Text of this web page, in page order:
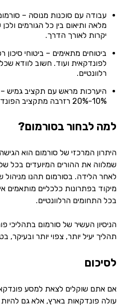
עבודה עם סוכנות מנוסה –
מלאה ותיאום בין כל הגורמים
יקרות לאורך הדרך.
ביטוחים מתאימים – ביטוחי סיכון
לפונדקאית ועוד. חשוב לוודא
רלוונטיים.
היערכות מראש עם תקציב גמיש
10%-20% רזרבה מתקציב הפונדקאות למקרי חירום.
למה לבחור בסורמום?
היתרון המרכזי של סורמום הוא
שמלווה את ההורים המיועדים בכל
לאחר הלידה. בסורמום תהנו מניהול
מיקוד בפתרונות כלכליים מותאמים
בכל התחומים הרלוונטיים.
הניסיון העשיר של סורמום בתהליכי
תהליך יעיל יותר, צפוי יותר ובעיקר,
לסיכום
אם אתם שוקלים לצאת למסע
עולה פונדקאות בארץ, אלא גם להיות